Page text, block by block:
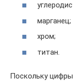
марганец;
хром;
титан.
Поскольку